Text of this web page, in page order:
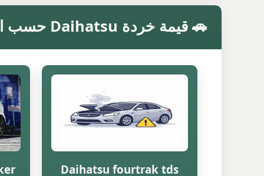
🚗 قيمة خردة Daihatsu حسب الموديل في Horwich
Daihatsu fourtrak tds